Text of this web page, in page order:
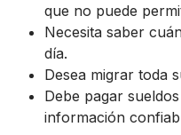
que no puede
Necesita saber
día.
Desea migrar toda
Debe pagar
información